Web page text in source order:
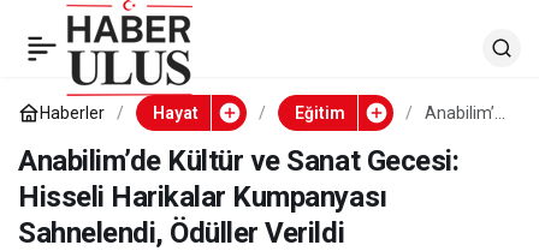
Haberler Hayat Eğitim
Anabilim’d
Sanat
Gecesi:
Anabilim’de Kültür ve Sanat Gecesi:
Hisseli Harikalar Kumpanyası
Sahnelendi, Ödüller Verildi
Anabilim’de Kültür ve
Sanat Gecesi: Hisseli
Harikalar Kumpanyası
Sahnelendi, Ödüller